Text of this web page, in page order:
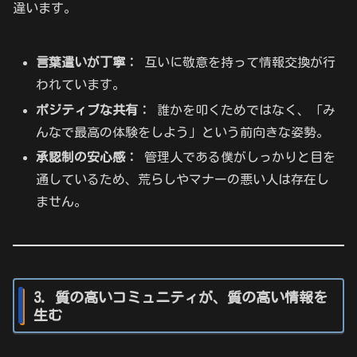
違います。
言葉遣いが丁寧：
互いに敬意を持って情報交換が行
われています。
ポジティブな共有：
誰かを叩くためではなく、「み
んなで最高の体験をしよう」という前向きな姿勢。
承認制の安心感：
管理人である僕がしっかりと目を
通しているため、荒らしやマナーの悪い人は存在し
ません。
3. 質の高いコミュニティが、質の高い情報を
生む